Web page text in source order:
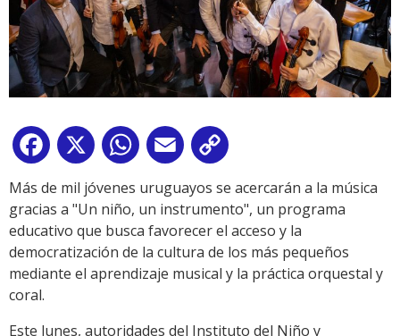
Facebook
X WhatsApp
Email
Link
Más de mil jóvenes uruguayos se acercarán a la música
gracias a "Un niño, un instrumento", un programa
educativo que busca favorecer el acceso y la
democratización de la cultura de los más pequeños
mediante el aprendizaje musical y la práctica orquestal y
coral.
Este lunes, autoridades del Instituto del Niño y